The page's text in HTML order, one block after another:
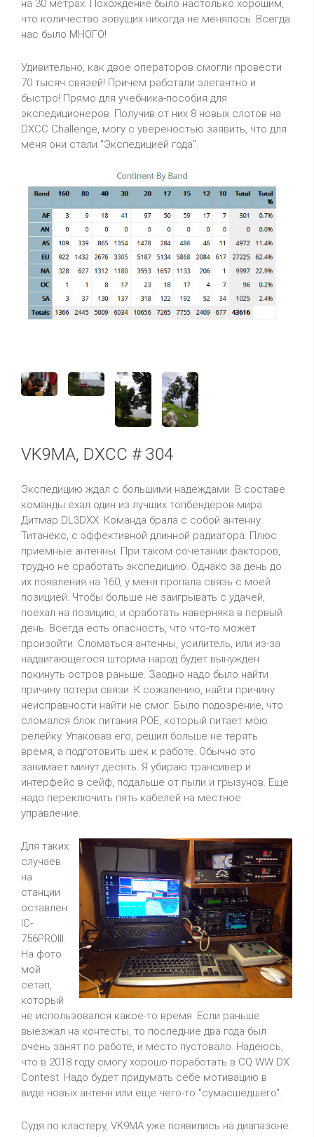
на 30 метрах. Похождение было настолько хорошим,
что количество зовущих никогда не менялось. Всегда
нас было МНОГО!
Удивительно, как двое операторов смогли провести
70 тысяч связей! Причем работали элегантно и
быстро! Прямо для учебника-пособия для
экспедиционеров. Получив от них 8 новых слотов на
DXCC Challenge, могу с увереностью заявить, что для
меня они стали "Экспедицией года".
VK9MA, DXCC # 304
Экспедицию ждал с большими надеждами. В составе
команды ехал один из лучших топбендеров мира
Дитмар DL3DXX. Команда брала с собой антенну
Титанекс, с эффективной длинной радиатора. Плюс
приемные антенны. При таком сочетании факторов,
трудно не сработать экспедицию. Однако за день до
их появления на 160, у меня пропала связь с моей
позицией. Чтобы больше не заигрывать с удачей,
поехал на позицию, и сработать наверняка в первый
день. Всегда есть опасность, что что-то может
произойти. Сломаться антенны, усилитель, или из-за
надвигающегося шторма народ будет вынужден
покинуть остров раньше. Заодно надо было найти
причину потери связи. К сожалению, найти причину
неисправности найти не смог. Было подозрение, что
сломался блок питания POE, который питает мою
релейку. Упаковав его, решил больше не терять
время, а подготовить шек к работе. Обычно это
занимает минут десять. Я убираю трансивер и
интерфейс в сейф, подальше от пыли и грызунов. Еще
надо переключить пять кабелей на местное
управление.
Для таких
случаев
на
станции
оставлен
IC-
756PROIII.
На фото
мой
сетап,
который
не использовался какое-то время. Если раньше
выезжал на контесты, то последние два года был
очень занят по работе, и место пустовало. Надеюсь,
что в 2018 году смогу хорошо поработать в CQ WW DX
Contest. Надо будет придумать себе мотивацию в
виде новых антенн или еще чего-то "сумасшедшего".
Судя по кластеру, VK9MA уже появились на диапазоне.